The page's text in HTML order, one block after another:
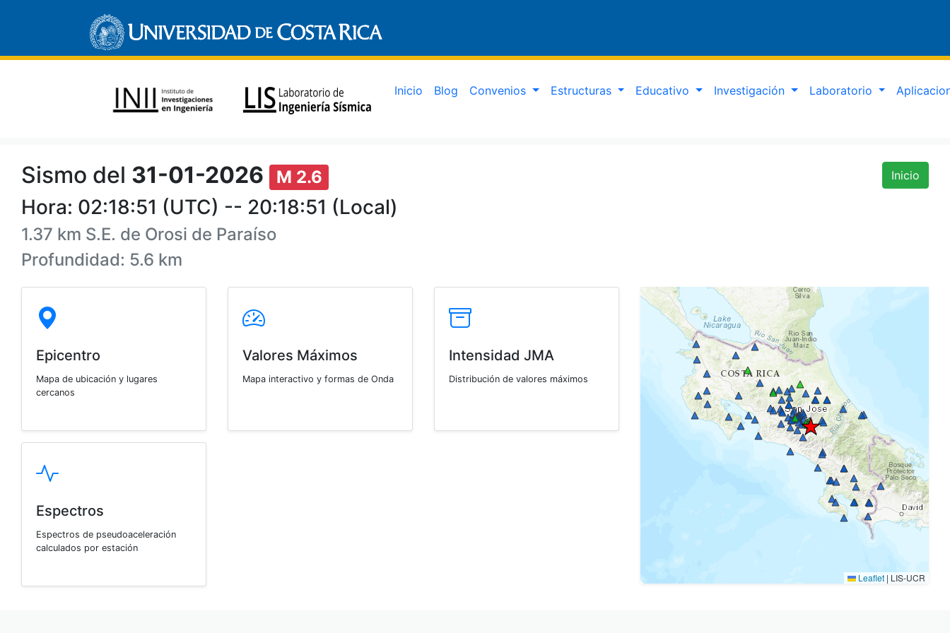
Inicio Blog Convenios Estructuras Educativo Investigación Laboratorio
Sismo del 31-01-2026 M 2.6
Hora: 02:18:51 (UTC) -- 20:18:51 (Local)
1.37 km S.E. de Orosi de Paraíso
Profundidad: 5.6 km
Inicio
Epicentro
Mapa de ubicación y lugares
cercanos
Valores Máximos
Mapa interactivo y formas de Onda
Intensidad JMA
Distribución de valores máximos
Espectros
Espectros de pseudoaceleración
calculados por estación
Leaflet | LIS-UCR